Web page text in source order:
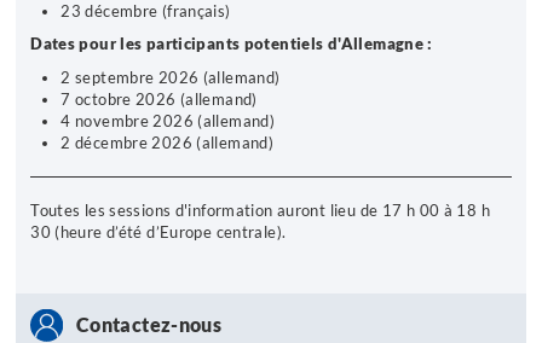
23 décembre (français)
Dates pour les participants potentiels d'Allemagne :
2 septembre 2026 (allemand)
7 octobre 2026 (allemand)
4 novembre 2026 (allemand)
2 décembre 2026 (allemand)
Toutes les sessions d'information auront lieu de 17 h 00 à 18 h
30 (heure d’été d’Europe centrale).
Contactez-nous